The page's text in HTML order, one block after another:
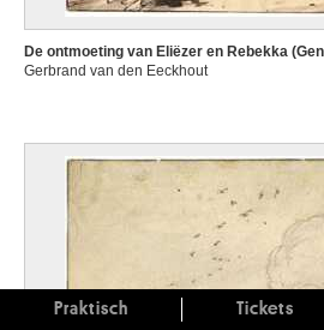
De ontmoeting van Eliëzer en Rebekka
Gerbrand van den Eeckhout
Praktisch Tickets